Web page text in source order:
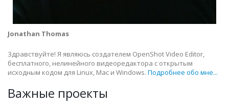
Jonathan Thomas
Здравствуйте! Я являюсь создателем OpenShot Video Editor,
бесплатного, нелинейного видеоредактора с открытым
исходным кодом для Linux, Mac и Windows. Подробнее обо мне...
Важные проекты